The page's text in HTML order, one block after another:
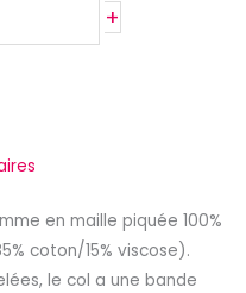
+
en maille piquée 100%
coton/15% viscose).
le col a une bande